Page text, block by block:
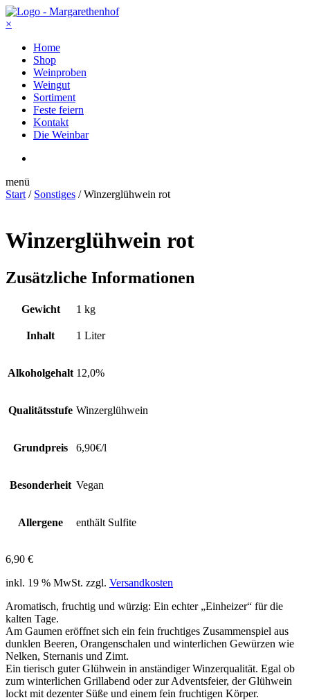
×
Home
Shop
Weinproben
Weingut
Sortiment
Feste feiern
Kontakt
Die Weinbar
menü
Start / Sonstiges / Winzerglühwein rot
Winzerglühwein rot
Zusätzliche Informationen
Gewicht 1 kg
Inhalt 1 Liter
Alkoholgehalt 12,0%
Qualitätsstufe Winzerglühwein
Grundpreis 6,90€/l
Besonderheit Vegan
Allergene enthält Sulfite
6,90 €
inkl. 19 % MwSt. zzgl. Versandkosten
Aromatisch, fruchtig und würzig: Ein echter „Einheizer“ für die
kalten Tage.
Am Gaumen eröffnet sich ein fein fruchtiges Zusammenspiel aus
dunklen Beeren, Orangenschalen und winterlichen Gewürzen wie
Nelken, Sternanis und Zimt.
Ein tie­risch guter Glüh­wein in anständiger Win­zer­qua­li­tät. Egal ob
zum win­ter­li­chen Grill­abend oder zur Advents­fei­er, der Glüh­wein
lockt mit dezen­ter Süße und einem fein fruchtigen Körper.